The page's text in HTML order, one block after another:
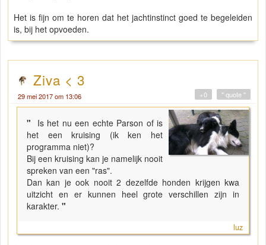
Het is fijn om te horen dat het jachtinstinct goed te begeleiden
is, bij het opvoeden.
Ziva < 3
29 mei 2017 om 13:06 " quote "
+0
"
Is het nu een echte Parson of is
het een kruising (ik ken het
programma niet)?
Bij een kruising kan je namelijk nooit
spreken van een "ras".
Dan kan je ook nooit 2 dezelfde honden krijgen kwa
uitzicht en er kunnen heel grote verschillen zijn in
karakter. "
luz